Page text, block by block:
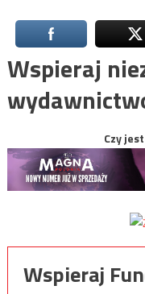
Wspieraj
Czy
Wspieraj